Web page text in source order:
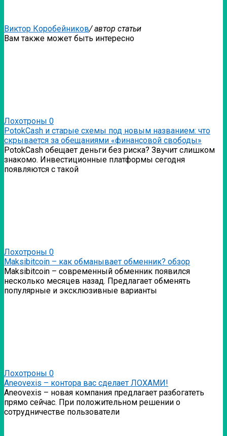
Виктор Коробейников/ автор статьи
Вам также может быть интересно
Лохотроны 0
PotokCash и старые схемы под новым названием: что
скрывается за обещаниями «финансовой свободы»
PotokCash обещает деньги без риска? Звучит слишком
знакомо. Инвестиционные платформы сегодня
появляются с такой
Лохотроны 0
Мaksibitcoin – как обманывает обменник? обзор
Мaksibitcoin – современный обменник появился
несколько месяцев назад. Предлагает обменять
популярные и эксклюзивные варианты
Лохотроны 0
Аneovexis – контора вас сделает ЛОХАМИ!
Аneovexis – новая компания предлагает разбогатеть
прямо сейчас. При положительном решении о
сотрудничестве пользователи